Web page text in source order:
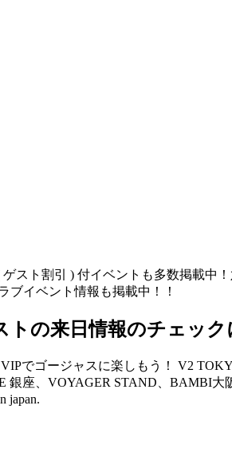
スト割引 ) 付イベントも多数掲載中
ブイベント情報も掲載中！！
の来日情報のチェック
でゴージャスに楽しもう！ V2
座、VOYAGER STAND、BAMBI大
japan.